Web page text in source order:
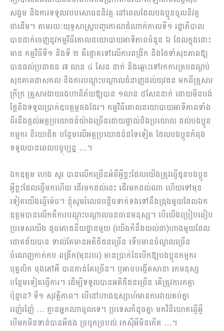
សង្គម និងការទទួលរបបសោធននិវត្ដ នៅពេលដែលបងប្អូនចូលនិវត្ដ
ជាដើម។​ តាមរយៈយុទ្ធសាស្ដ្របញ្ចកោណដំ​ណាក់កាលទី១ រដ្ឋាភិបាល
បានដាក់ចេញនូវកម្មវិធីគោលនយោបាយអាទិភាពចំនួន ៦ ដែលក្នុងនោះ
មាន កម្មវិធីទី១ និងទី ២ គឺផ្ដោតទៅលើការពង្រីក និងថែទាំសុខភាពឱ្យ
បានដល់ប្រជាជន ៧ លាន ៤ សែន នាក់ និងឆ្ពោះទៅរកការគ្របដណ្ដប់
សុខភាពជាសកល និងការបណ្ដុះបណ្ដាលជំនាញដល់យុវជន មកពីគ្រួសារ
ក្រីក្រ គ្រួសារងាយរងហានិភ័យឱ្យបាន ១លាន ៥សែននាក់ ដោយមិនបង់
ថ្លៃនិងទទួលប្រាក់ឧបត្ថម្ភផងដែរ។ កម្មវិធីគោលនយោបាយអាទិភាពទាំង
ពីរនឹងផ្ដល់អត្ថប្រយោជន៍យ៉ាងច្រើនដោយផ្ទាល់និងប្រយោល ដល់បងប្អូន​
កម្មករ និយោជិត បន្ថែមលើអត្ថប្រយោជន៍ដទៃទៀត ដែលបងប្អូនកំពុង
ទទួលបានពេលបច្ចុប្បន្ន …។
ឯកឧត្តម ហេង សួរ បានលើកច្រើនអំពីអ្វីខ្លះដែលយើងត្រូវធ្វើជូនបងប្អូន
អ្វីខ្លះដែលធ្វើមកហើយ ដើរមកដល់នេះ ដើរមកដល់ណា ហើយទៅមុខ
ទៀតយើងធ្វើម៉េច។ ខ្ញុំសូមរំលេចបន្ដិចទាក់ទងទៅនឹង​ជ្រុង​​មួយដែលឯក
ឧត្តមបានលើកគឺការបណ្ដុះបណ្ដាលធនធានមនុស្ស។ បើយើងប្រៀបធៀប
ប្រទេសយើង ដូចភោជនីយដ្ឋានមួយ (យើងក៏នឹងយល់ថា)ហាងមួយដែល
ជោគជ័យបាន ទាល់តែមានអតិថិជនច្រើន ទើបមានចំណូលច្រើន
ចំណេញកាក់កប ពង្រីក(មុខរបរ) មានប្រាក់ខែបើកឱ្យបងប្អូនកម្មករ
បុគ្គលិក ចុងភៅអី បានកាន់តែច្រើន។ ឬអាចបង្កើតសាខា រកមនុស្ស
បន្ថែមទៀតធ្វើការ។ ដើម្បីទទួលបានអតិថិជនច្រើន តើត្រូវការ​កត្ដា
ប៉ុន្មាន? ទី១ សុវត្ថិភាព។ បើនៅហាងឧស្សាហ៍មានការវាយតប់គ្នា
រញ៉េរញ៉ៃ … គ្មានអ្នកណាចូលទេ។ ប្រទេសក៏ដូចគ្នា មកវិនិយោគធ្វើអ្វី
បើមកមិនទាន់បានអីផង ច្របូកច្របល់ រកស៊ីអីមិនកើត …។